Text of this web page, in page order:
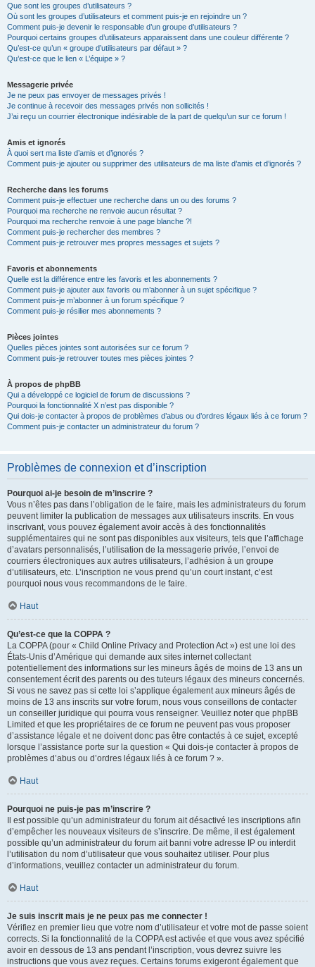
Que sont les groupes d’utilisateurs ?
Où sont les groupes d’utilisateurs et comment puis-je en rejoindre un ?
Comment puis-je devenir le responsable d’un groupe d’utilisateurs ?
Pourquoi certains groupes d’utilisateurs apparaissent dans une couleur différente ?
Qu’est-ce qu’un « groupe d’utilisateurs par défaut » ?
Qu’est-ce que le lien « L’équipe » ?
Messagerie privée
Je ne peux pas envoyer de messages privés !
Je continue à recevoir des messages privés non sollicités !
J’ai reçu un courrier électronique indésirable de la part de quelqu’un sur ce forum !
Amis et ignorés
À quoi sert ma liste d’amis et d’ignorés ?
Comment puis-je ajouter ou supprimer des utilisateurs de ma liste d’amis et d’ignorés ?
Recherche dans les forums
Comment puis-je effectuer une recherche dans un ou des forums ?
Pourquoi ma recherche ne renvoie aucun résultat ?
Pourquoi ma recherche renvoie à une page blanche ?!
Comment puis-je rechercher des membres ?
Comment puis-je retrouver mes propres messages et sujets ?
Favoris et abonnements
Quelle est la différence entre les favoris et les abonnements ?
Comment puis-je ajouter aux favoris ou m’abonner à un sujet spécifique ?
Comment puis-je m’abonner à un forum spécifique ?
Comment puis-je résilier mes abonnements ?
Pièces jointes
Quelles pièces jointes sont autorisées sur ce forum ?
Comment puis-je retrouver toutes mes pièces jointes ?
À propos de phpBB
Qui a développé ce logiciel de forum de discussions ?
Pourquoi la fonctionnalité X n’est pas disponible ?
Qui dois-je contacter à propos de problèmes d’abus ou d’ordres légaux liés à ce forum ?
Comment puis-je contacter un administrateur du forum ?
Problèmes de connexion et d’inscription
Pourquoi ai-je besoin de m’inscrire ?
Vous n’êtes pas dans l’obligation de le faire, mais les administrateurs du forum
peuvent limiter la publication de messages aux utilisateurs inscrits. En vous
inscrivant, vous pouvez également avoir accès à des fonctionnalités
supplémentaires qui ne sont pas disponibles aux visiteurs, tels que l’affichage
d’avatars personnalisés, l’utilisation de la messagerie privée, l’envoi de
courriers électroniques aux autres utilisateurs, l’adhésion à un groupe
d’utilisateurs, etc. L’inscription ne vous prend qu’un court instant, c’est
pourquoi nous vous recommandons de le faire.
Haut
Qu’est-ce que la COPPA ?
La COPPA (pour « Child Online Privacy and Protection Act ») est une loi des
États-Unis d’Amérique qui demande aux sites internet collectant
potentiellement des informations sur les mineurs âgés de moins de 13 ans un
consentement écrit des parents ou des tuteurs légaux des mineurs concernés.
Si vous ne savez pas si cette loi s’applique également aux mineurs âgés de
moins de 13 ans inscrits sur votre forum, nous vous conseillons de contacter
un conseiller juridique qui pourra vous renseigner. Veuillez noter que phpBB
Limited et que les propriétaires de ce forum ne peuvent pas vous proposer
d’assistance légale et ne doivent donc pas être contactés à ce sujet, excepté
lorsque l’assistance porte sur la question « Qui dois-je contacter à propos de
problèmes d’abus ou d’ordres légaux liés à ce forum ? ».
Haut
Pourquoi ne puis-je pas m’inscrire ?
Il est possible qu’un administrateur du forum ait désactivé les inscriptions afin
d’empêcher les nouveaux visiteurs de s’inscrire. De même, il est également
possible qu’un administrateur du forum ait banni votre adresse IP ou interdit
l’utilisation du nom d’utilisateur que vous souhaitez utiliser. Pour plus
d’informations, veuillez contacter un administrateur du forum.
Haut
Je suis inscrit mais je ne peux pas me connecter !
Vérifiez en premier lieu que votre nom d’utilisateur et votre mot de passe soient
corrects. Si la fonctionnalité de la COPPA est activée et que vous avez spécifié
avoir en dessous de 13 ans pendant l’inscription, vous devrez suivre les
instructions que vous avez reçues. Certains forums exigeront également que